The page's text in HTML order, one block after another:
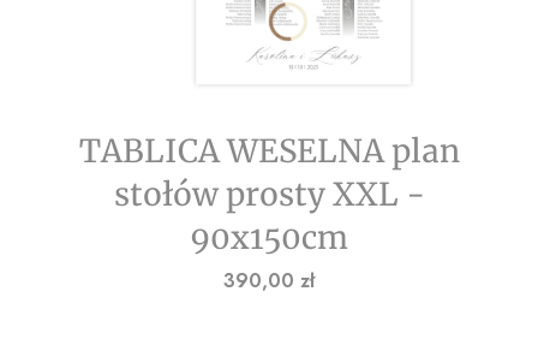
TABLICA WESELNA plan
stołów prosty XXL -
90x150cm
Cena
390,00 zł